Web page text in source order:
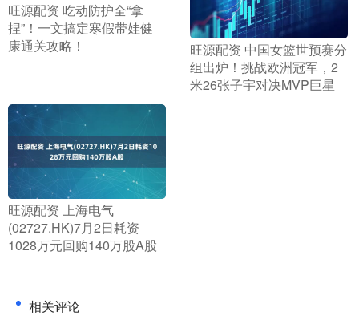
​旺源配资 吃动防护全“拿
捏”！一文搞定寒假带娃健
康通关攻略！
​旺源配资 中国女篮世预赛分
组出炉！挑战欧洲冠军，2
米26张子宇对决MVP巨星
​旺源配资 上海电气
(02727.HK)7月2日耗资
1028万元回购140万股A股
相关评论